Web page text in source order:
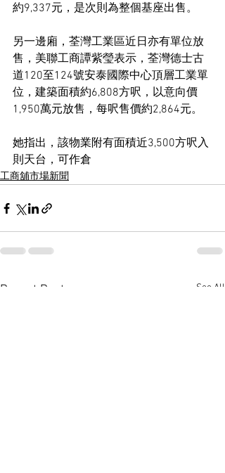
約9,337元，是次則為整個基座出售。
另一邊廂，荃灣工業區近日亦有單位放
售，美聯工商譚紫瑩表示，荃灣德士古
道120至124號安泰國際中心頂層工業單
位，建築面積約6,808方呎，以意向價
1,950萬元放售，每呎售價約2,864元。
她指出，該物業附有面積近3,500方呎入
則天台，可作倉
工商舖市場新聞
Recent Posts See All